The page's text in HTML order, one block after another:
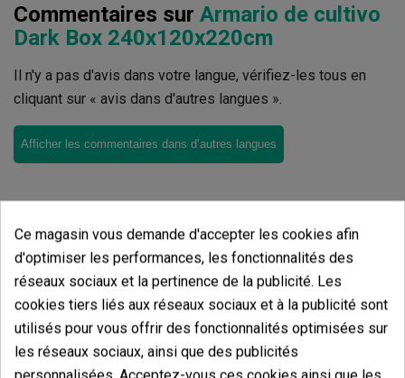
Commentaires sur Armario de cultivo
Dark Box 240x120x220cm
Il n'y a pas d'avis dans votre langue, vérifiez-les tous en
cliquant sur « avis dans d'autres langues ».
Afficher les commentaires dans d’autres langues
Produits de même catégorie
Armario de cultivo Dark Box
240x120x220cm
Ce magasin vous demande d'accepter les cookies afin
d'optimiser les performances, les fonctionnalités des
réseaux sociaux et la pertinence de la publicité. Les
cookies tiers liés aux réseaux sociaux et à la publicité sont
utilisés pour vous offrir des fonctionnalités optimisées sur
les réseaux sociaux, ainsi que des publicités